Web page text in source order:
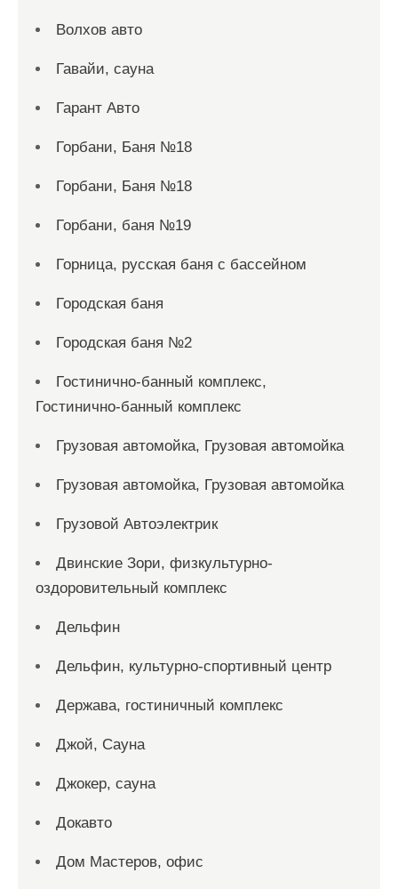
Волхов авто
Гавайи, сауна
Гарант Авто
Горбани, Баня №18
Горбани, Баня №18
Горбани, баня №19
Горница, русская баня с бассейном
Городская баня
Городская баня №2
Гостинично-банный комплекс,
Гостинично-банный комплекс
Грузовая автомойка, Грузовая автомойка
Грузовая автомойка, Грузовая автомойка
Грузовой Автоэлектрик
Двинские Зори, физкультурно-
оздоровительный комплекс
Дельфин
Дельфин, культурно-спортивный центр
Держава, гостиничный комплекс
Джой, Сауна
Джокер, сауна
Докавто
Дом Мастеров, офис